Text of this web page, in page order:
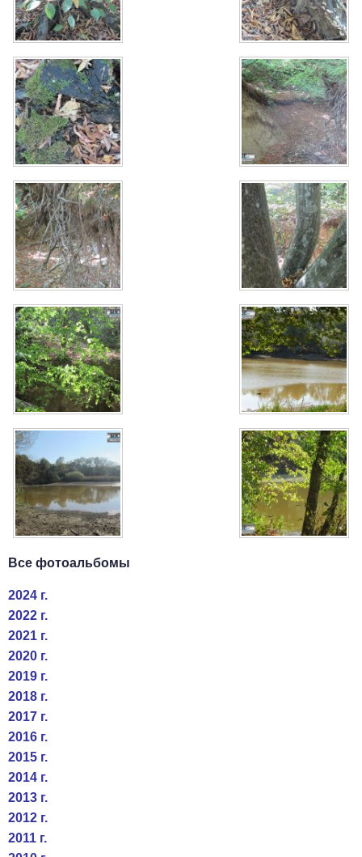
Все фотоальбомы
2024 г.
2022 г.
2021 г.
2020 г.
2019 г.
2018 г.
2017 г.
2016 г.
2015 г.
2014 г.
2013 г.
2012 г.
2011 г.